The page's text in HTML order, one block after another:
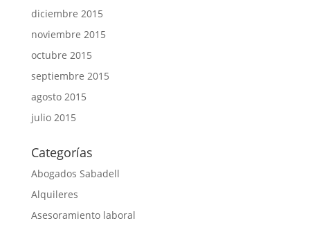
diciembre 2015
noviembre 2015
octubre 2015
septiembre 2015
agosto 2015
julio 2015
Categorías
Abogados Sabadell
Alquileres
Asesoramiento laboral